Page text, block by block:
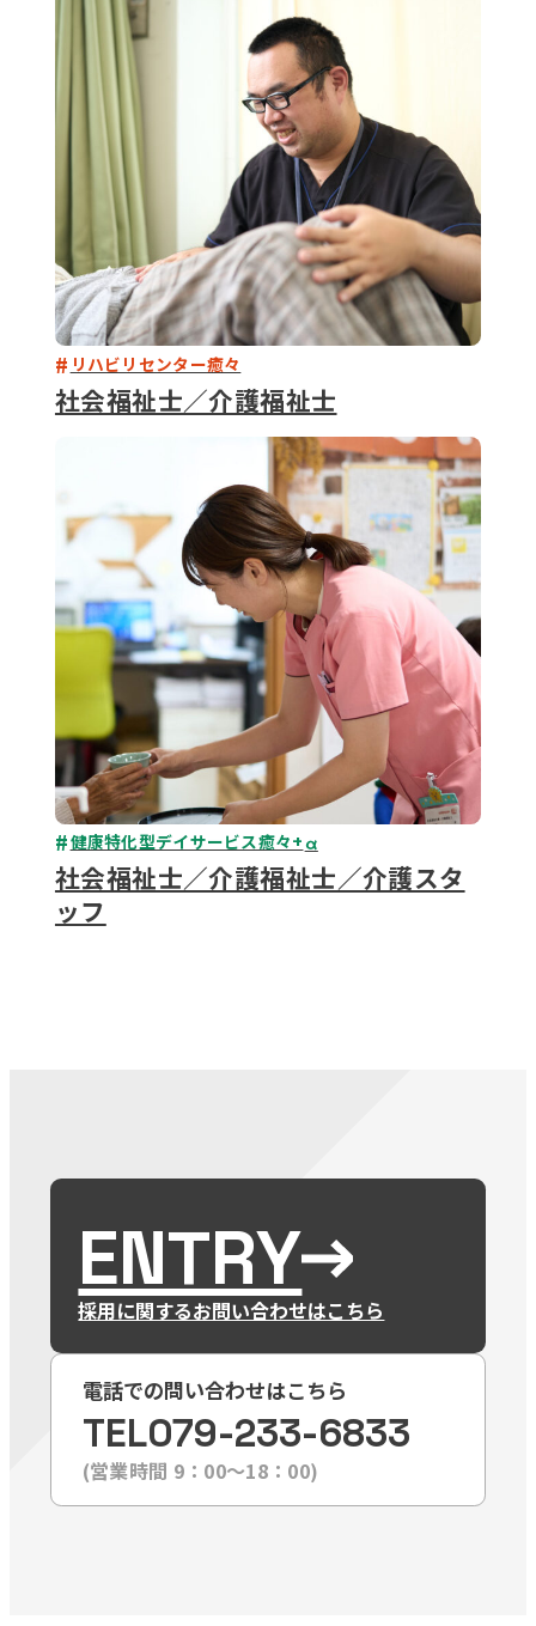
ENTRY
リハビリセンター癒々
社会福祉士／介護福祉士
健康特化型デイサービス癒々+α
社会福祉士／介護福祉士／介護スタ
ッフ
ENTRY
採用に関するお問い合わせはこちら
電話での問い合わせはこちら
TEL079-233-6833
(営業時間 9：00〜18：00)